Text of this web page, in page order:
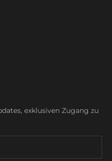
exklusiven Zugang zu